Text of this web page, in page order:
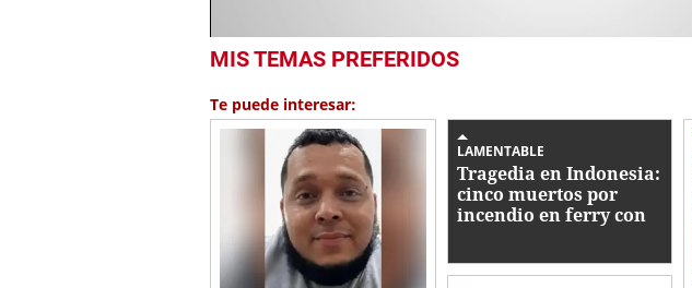
seconds
1
minute,
50
Volume
MIS TEMAS PREFERIDOS
Te puede interesar:
LAMENTABLE
Tragedia en Indonesia:
cinco muertos por
incendio en ferry con